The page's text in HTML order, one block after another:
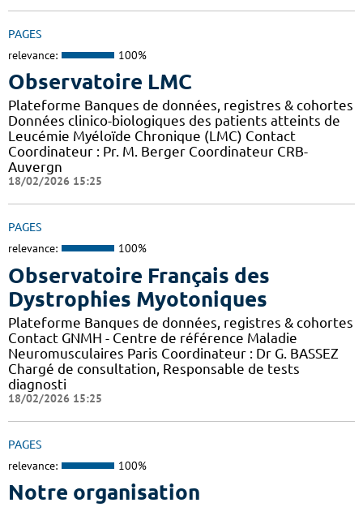
PAGES
relevance: 100%
Observatoire LMC
Plateforme Banques de données, registres & cohortes
Données clinico-biologiques des patients atteints de
Leucémie Myéloïde Chronique (LMC) Contact
Coordinateur : Pr. M. Berger Coordinateur CRB-
Auvergn
18/02/2026 15:25
PAGES
relevance: 100%
Observatoire Français des
Dystrophies Myotoniques
Plateforme Banques de données, registres & cohortes
Contact GNMH - Centre de référence Maladie
Neuromusculaires Paris Coordinateur : Dr G. BASSEZ
Chargé de consultation, Responsable de tests
diagnosti
18/02/2026 15:25
PAGES
relevance: 100%
Notre organisation